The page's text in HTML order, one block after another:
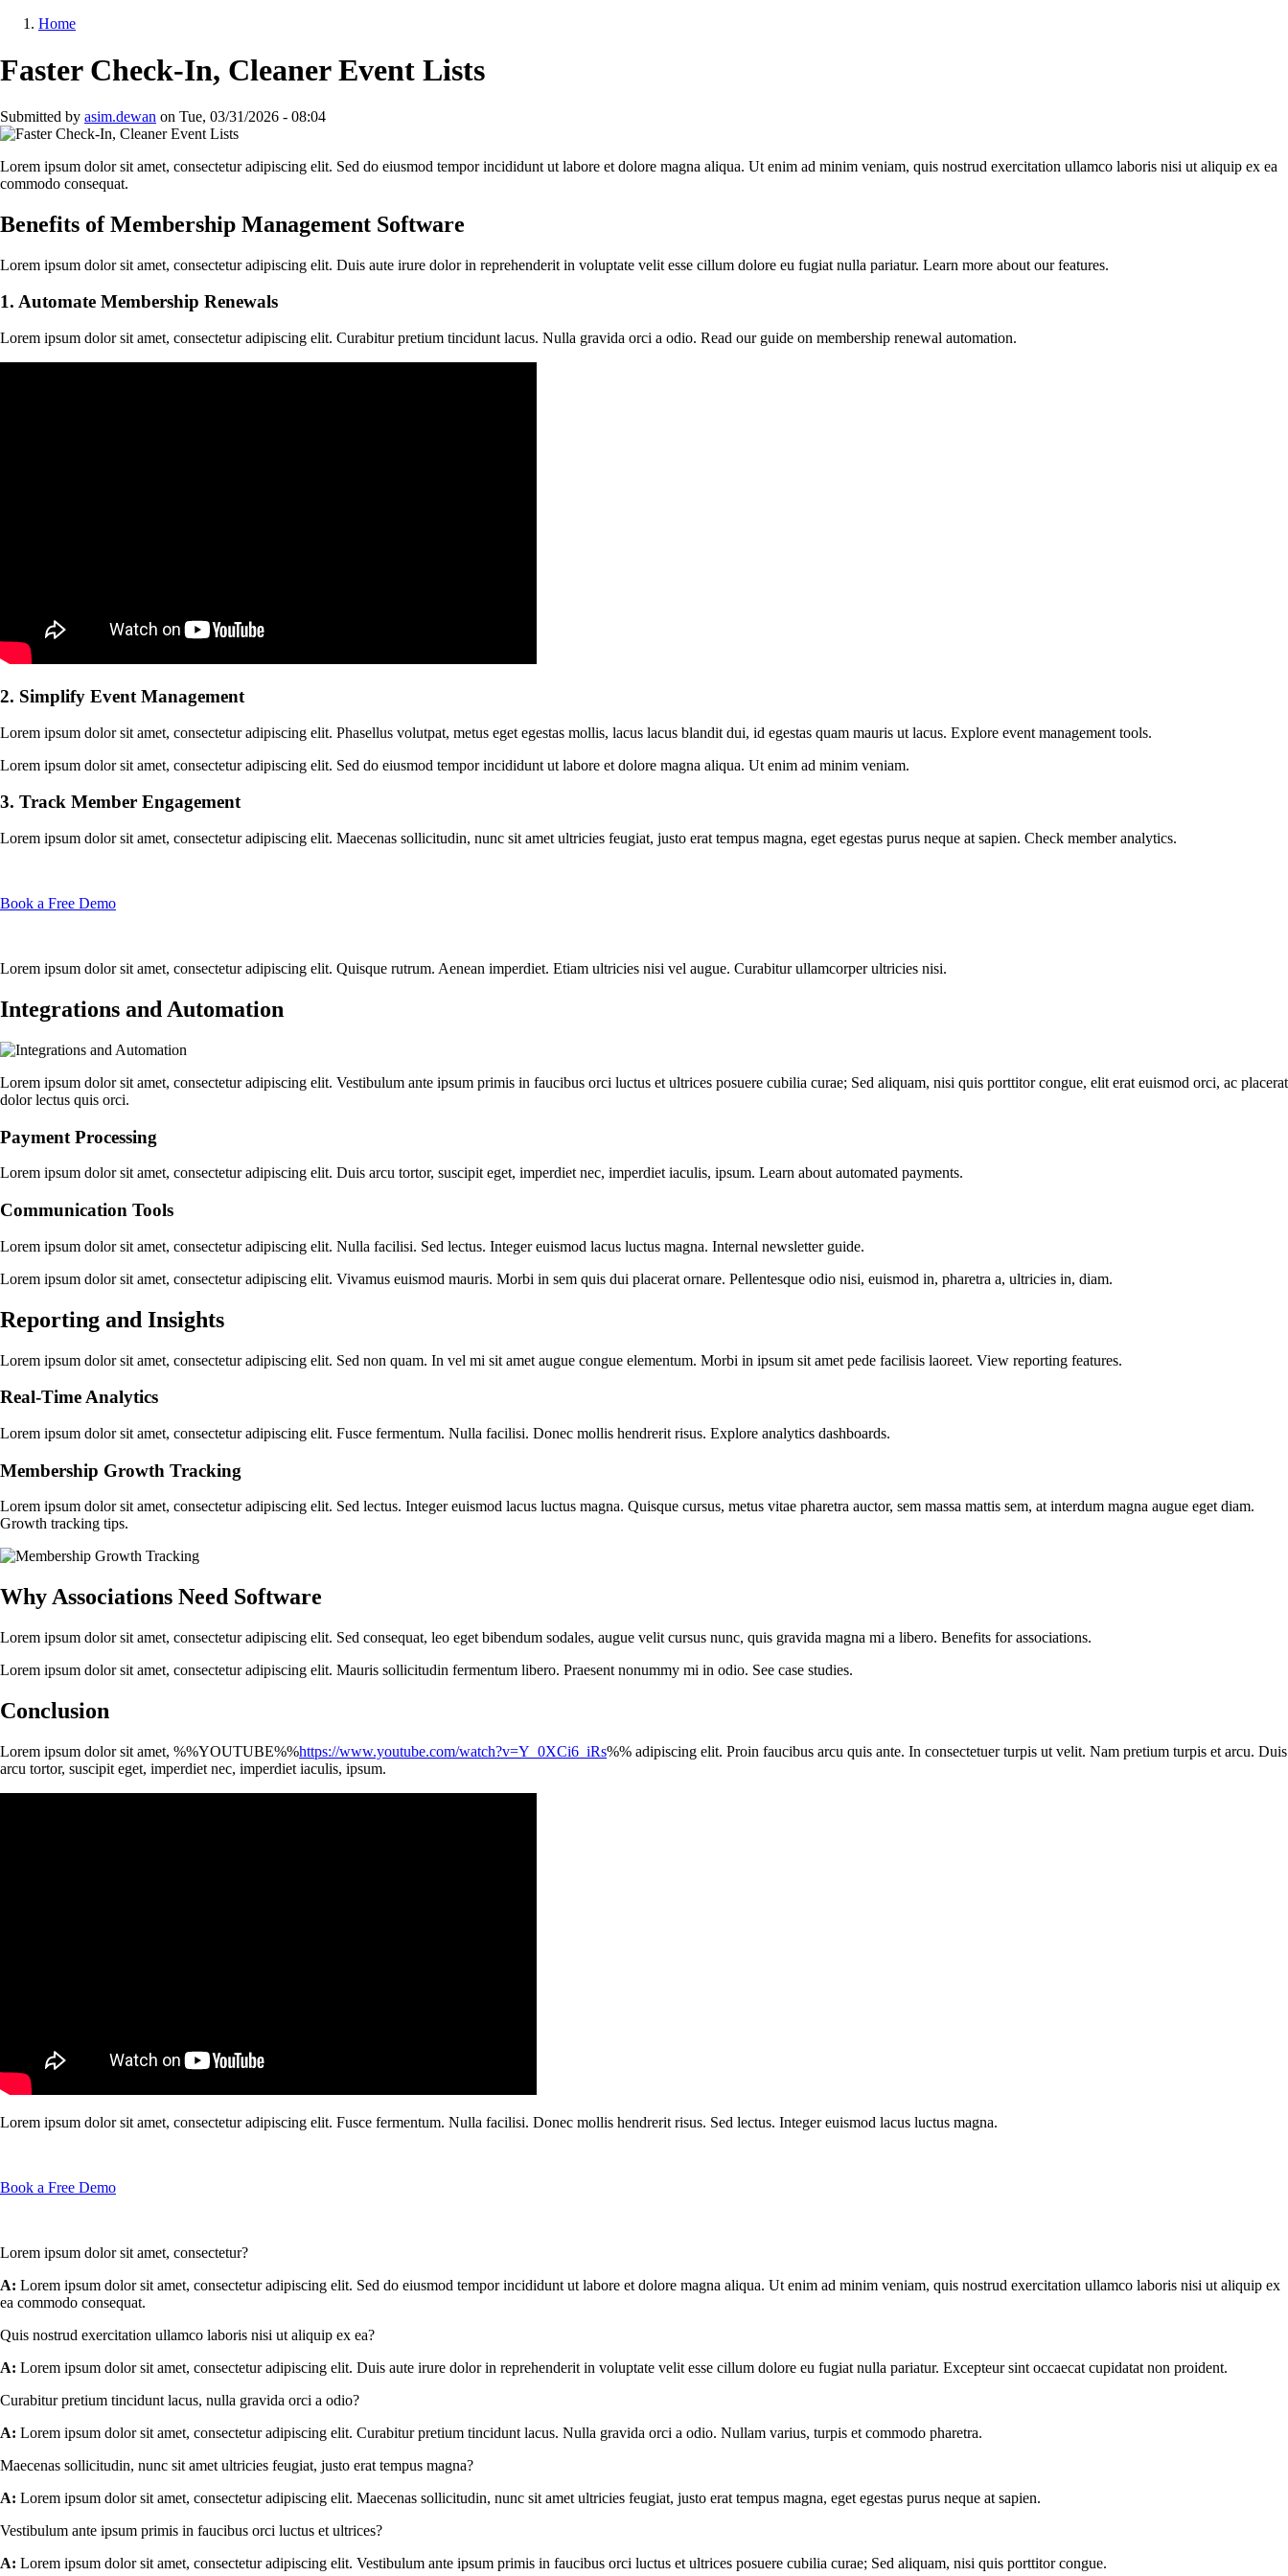
Skip
main
content
Home
Faster Check-In, Cleaner Event Lists
Submitted by asim.dewan on Tue, 03/31/2026 - 08:04
Lorem ipsum dolor sit amet, consectetur adipiscing elit. Sed do eiusmod tempor incididunt ut labore et dolore magna aliqua. Ut enim ad minim veniam, quis nostrud exercitation ullamco laboris nisi ut aliquip ex ea
commodo consequat.
Benefits of Membership Management Software
Lorem ipsum dolor sit amet, consectetur adipiscing elit. Duis aute irure dolor in reprehenderit in voluptate velit esse cillum dolore eu fugiat nulla pariatur. Learn more about our features.
1. Automate Membership Renewals
Lorem ipsum dolor sit amet, consectetur adipiscing elit. Curabitur pretium tincidunt lacus. Nulla gravida orci a odio. Read our guide on membership renewal automation.
2. Simplify Event Management
Lorem ipsum dolor sit amet, consectetur adipiscing elit. Phasellus volutpat, metus eget egestas mollis, lacus lacus blandit dui, id egestas quam mauris ut lacus. Explore event management tools.
Lorem ipsum dolor sit amet, consectetur adipiscing elit. Sed do eiusmod tempor incididunt ut labore et dolore magna aliqua. Ut enim ad minim veniam.
3. Track Member Engagement
Lorem ipsum dolor sit amet, consectetur adipiscing elit. Maecenas sollicitudin, nunc sit amet ultricies feugiat, justo erat tempus magna, eget egestas purus neque at sapien. Check member analytics.
Book a Free Demo
Lorem ipsum dolor sit amet, consectetur adipiscing elit. Quisque rutrum. Aenean imperdiet. Etiam ultricies nisi vel augue. Curabitur ullamcorper ultricies nisi.
Integrations and Automation
Lorem ipsum dolor sit amet, consectetur adipiscing elit. Vestibulum ante ipsum primis in faucibus orci luctus et ultrices posuere cubilia curae; Sed aliquam, nisi quis porttitor congue, elit erat euismod orci, ac placerat
dolor lectus quis orci.
Payment Processing
Lorem ipsum dolor sit amet, consectetur adipiscing elit. Duis arcu tortor, suscipit eget, imperdiet nec, imperdiet iaculis, ipsum. Learn about automated payments.
Communication Tools
Lorem ipsum dolor sit amet, consectetur adipiscing elit. Nulla facilisi. Sed lectus. Integer euismod lacus luctus magna. Internal newsletter guide.
Lorem ipsum dolor sit amet, consectetur adipiscing elit. Vivamus euismod mauris. Morbi in sem quis dui placerat ornare. Pellentesque odio nisi, euismod in, pharetra a, ultricies in, diam.
Reporting and Insights
Lorem ipsum dolor sit amet, consectetur adipiscing elit. Sed non quam. In vel mi sit amet augue congue elementum. Morbi in ipsum sit amet pede facilisis laoreet. View reporting features.
Real-Time Analytics
Lorem ipsum dolor sit amet, consectetur adipiscing elit. Fusce fermentum. Nulla facilisi. Donec mollis hendrerit risus. Explore analytics dashboards.
Membership Growth Tracking
Lorem ipsum dolor sit amet, consectetur adipiscing elit. Sed lectus. Integer euismod lacus luctus magna. Quisque cursus, metus vitae pharetra auctor, sem massa mattis sem, at interdum magna augue eget diam.
Growth tracking tips.
Why Associations Need Software
Lorem ipsum dolor sit amet, consectetur adipiscing elit. Sed consequat, leo eget bibendum sodales, augue velit cursus nunc, quis gravida magna mi a libero. Benefits for associations.
Lorem ipsum dolor sit amet, consectetur adipiscing elit. Mauris sollicitudin fermentum libero. Praesent nonummy mi in odio. See case studies.
Conclusion
Lorem ipsum dolor sit amet, %%YOUTUBE%%https://www.youtube.com/watch?v=Y_0XCi6_iRs%% adipiscing elit. Proin faucibus arcu quis ante. In consectetuer turpis ut velit. Nam pretium turpis et arcu. Duis
arcu tortor, suscipit eget, imperdiet nec, imperdiet iaculis, ipsum.
Lorem ipsum dolor sit amet, consectetur adipiscing elit. Fusce fermentum. Nulla facilisi. Donec mollis hendrerit risus. Sed lectus. Integer euismod lacus luctus magna.
Book a Free Demo
Lorem ipsum dolor sit amet, consectetur?
A: Lorem ipsum dolor sit amet, consectetur adipiscing elit. Sed do eiusmod tempor incididunt ut labore et dolore magna aliqua. Ut enim ad minim veniam, quis nostrud exercitation ullamco laboris nisi ut aliquip ex
ea commodo consequat.
Quis nostrud exercitation ullamco laboris nisi ut aliquip ex ea?
A: Lorem ipsum dolor sit amet, consectetur adipiscing elit. Duis aute irure dolor in reprehenderit in voluptate velit esse cillum dolore eu fugiat nulla pariatur. Excepteur sint occaecat cupidatat non proident.
Curabitur pretium tincidunt lacus, nulla gravida orci a odio?
A: Lorem ipsum dolor sit amet, consectetur adipiscing elit. Curabitur pretium tincidunt lacus. Nulla gravida orci a odio. Nullam varius, turpis et commodo pharetra.
Maecenas sollicitudin, nunc sit amet ultricies feugiat, justo erat tempus magna?
A: Lorem ipsum dolor sit amet, consectetur adipiscing elit. Maecenas sollicitudin, nunc sit amet ultricies feugiat, justo erat tempus magna, eget egestas purus neque at sapien.
Vestibulum ante ipsum primis in faucibus orci luctus et ultrices?
A: Lorem ipsum dolor sit amet, consectetur adipiscing elit. Vestibulum ante ipsum primis in faucibus orci luctus et ultrices posuere cubilia curae; Sed aliquam, nisi quis porttitor congue.